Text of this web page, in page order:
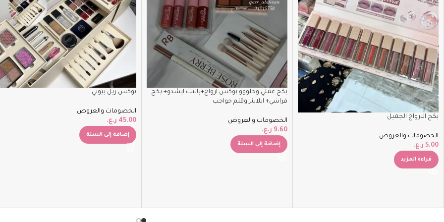
بكج الارواج الجميل
الخصومات والعروض
5.00 ر.ع.
قراءة المزيد
بكج عملي وحلووو بوكس ارواج+باليت ايشدو+ بكج
فراشي+ ايلاينر وقلم حواجب
الخصومات والعروض
9.60 ر.ع.
إضافة إلى السلة
بوكس ريل بيوتي
الخصومات والعروض
45.00 ر.ع.
إضافة إلى السلة